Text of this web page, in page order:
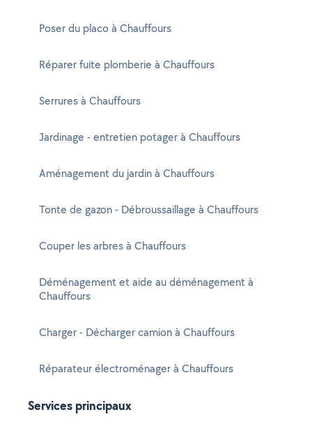
Poser du placo à Chauffours
Réparer fuite plomberie à Chauffours
Serrures à Chauffours
Jardinage - entretien potager à Chauffours
Aménagement du jardin à Chauffours
Tonte de gazon - Débroussaillage à Chauffours
Couper les arbres à Chauffours
Déménagement et aide au déménagement à
Chauffours
Charger - Décharger camion à Chauffours
Réparateur électroménager à Chauffours
Services principaux